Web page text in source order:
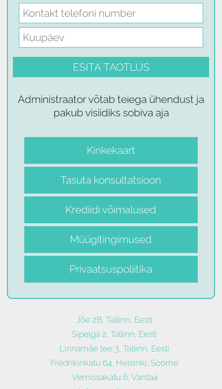
Administraator võtab teiega ühendust ja
pakub visiidiks sobiva aja
Kinkekaart
Tasuta konsultatsioon
Krediidi võimalused
Müügitingimused
Privaatsuspoliitika
Jõe 2B, Tallinn, Eesti
Sipelga 2, Tallinn, Eesti
Linnamäe tee 3, Tallinn, Eesti
Fredrikinkatu 64, Helsinki, Soome
Vernissakatu 6, Vantaa